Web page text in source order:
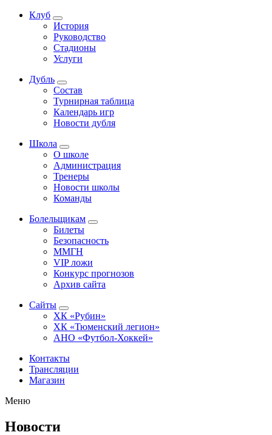
Клуб
История
Руководство
Стадионы
Услуги
Дубль
Состав
Турнирная таблица
Календарь игр
Новости дубля
Школа
О школе
Администрация
Тренеры
Новости школы
Команды
Болельщикам
Билеты
Безопасность
ММГН
VIP ложи
Конкурс прогнозов
Архив сайта
Сайты
ХК «Рубин»
ХК «Тюменский легион»
АНО «Футбол-Хоккей»
Контакты
Трансляции
Магазин
Меню
Новости